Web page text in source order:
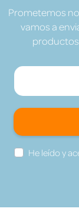
Prometemos
vamos a
productos
He leído y